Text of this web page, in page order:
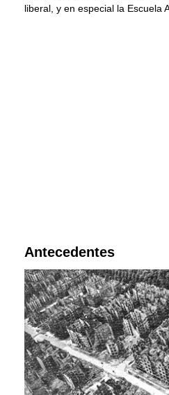
liberal, y en especial la Escuela
Antecedentes